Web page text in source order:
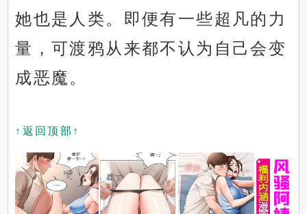
她也是人类。即便有一些超凡的力
量，可渡鸦从来都不认为自己会变
成恶魔。
↑返回顶部↑